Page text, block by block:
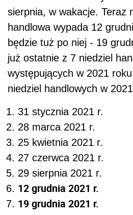
sierpnia, w wakacje. Teraz
handlowa wypada 12
będzie tuż po niej - 19
już ostatnie z 7 niedziel
występujących w 2021
niedziel handlowych w
31 stycznia 2021 r.
28 marca 2021 r.
25 kwietnia 2021 r.
27 czerwca 2021 r.
29 sierpnia 2021 r.
12 grudnia 2021 r.
19 grudnia 2021 r.